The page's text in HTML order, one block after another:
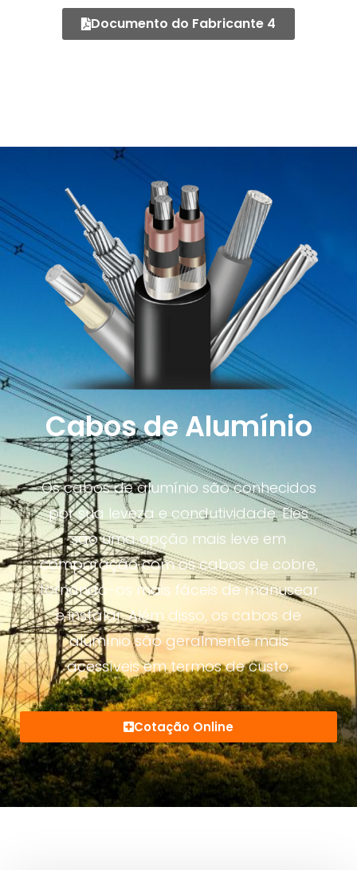
Documento do Fabricante 4
Cabos de Alumínio
Os cabos de alumínio são conhecidos
por sua leveza e condutividade. Eles
são uma opção mais leve em
comparação com os cabos de cobre,
tornando-os mais fáceis de manusear
e instalar. Além disso, os cabos de
alumínio são geralmente mais
acessíveis em termos de custo.
Cotação Online